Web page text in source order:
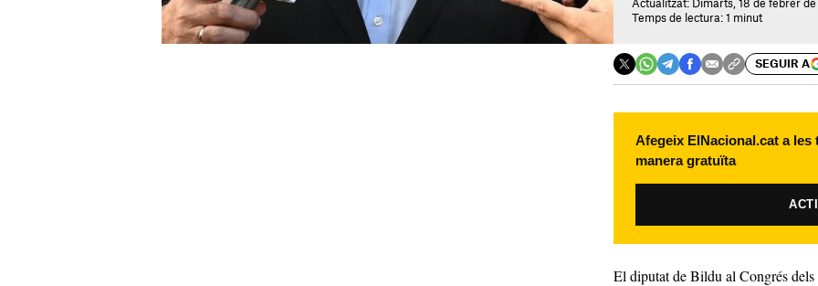
Actualitzat: Dimarts, 18 de febrer
Temps de lectura: 1 minut
SEGUIR A
Afegeix ElNacional.cat a
manera gratuïta
El diputat de Bildu al Congrés